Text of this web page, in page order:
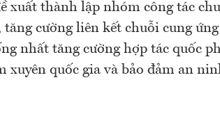
xuất thành lập nhóm công tác
cường liên kết chuỗi cung
nhất tăng cường hợp tác quốc
quốc gia và bảo đảm an